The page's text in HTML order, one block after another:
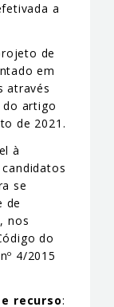
a
de
em
através
artigo
de 2021.
à
se
de
nos
do
4/2015
recurso: